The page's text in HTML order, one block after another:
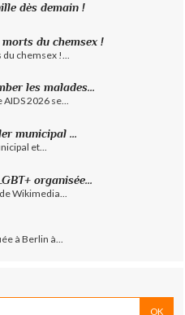
dès demain !
du chemsex !
chemsex !...
les malades...
2026 se...
municipal ...
et...
organisée...
Wikimedia...
à Berlin à...